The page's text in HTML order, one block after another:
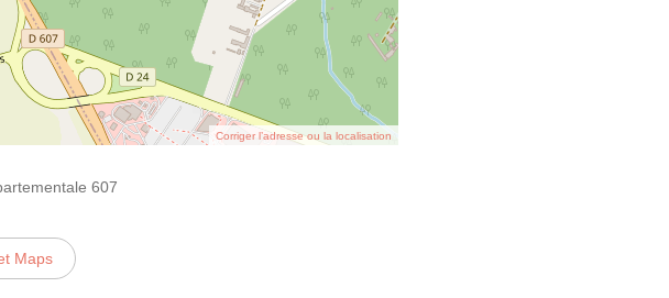
Corriger l’adresse ou la localisation
607
Maps